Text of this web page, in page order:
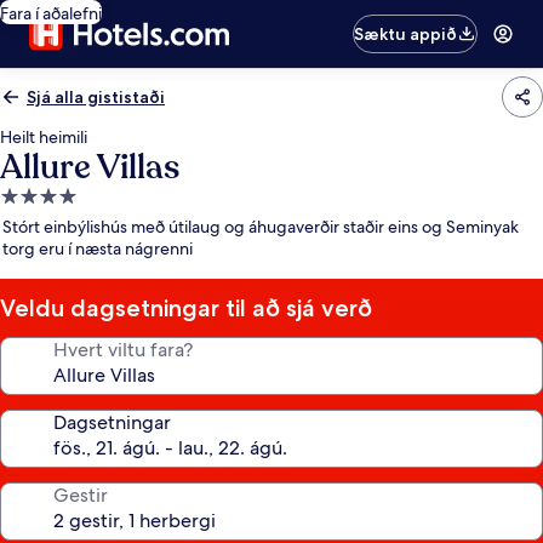
Fara í aðalefni
Sæktu appið
Sjá alla gististaði
Heilt heimili
Allure Villas
4.0
stjörnu
gististaður
Stórt einbýlishús með útilaug og áhugaverðir staðir eins og Seminyak
torg eru í næsta nágrenni
Veldu dagsetningar til að sjá verð
Hvert viltu fara?
Dagsetningar
Gestir